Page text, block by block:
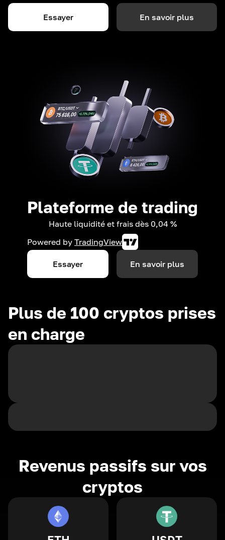
Essayer En savoir plus
Plateforme de trading
Haute liquidité et frais dès 0,04 %
Powered by TradingView
Essayer En savoir plus
Plus de 100 cryptos prises
en charge
Revenus passifs sur vos
cryptos